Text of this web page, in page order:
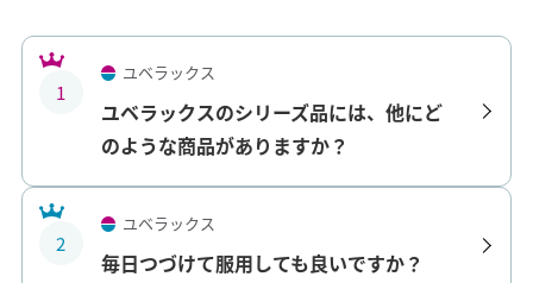
1
ユベラックス
ユベラックスのシリーズ品には、他にど
のような商品がありますか？
2
ユベラックス
毎日つづけて服用しても良いですか？